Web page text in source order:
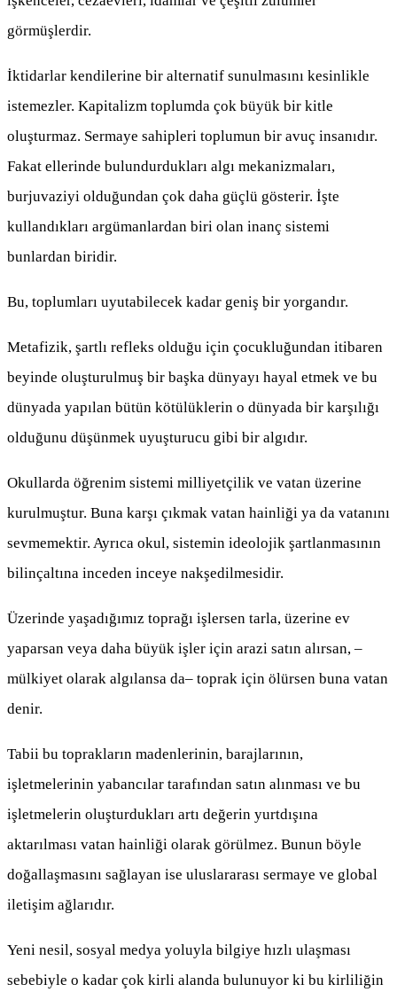
görmüşlerdir.
İktidarlar kendilerine bir alternatif sunulmasını kesinlikle
istemezler. Kapitalizm toplumda çok büyük bir kitle
oluşturmaz. Sermaye sahipleri toplumun bir avuç insanıdır.
Fakat ellerinde bulundurdukları algı mekanizmaları,
burjuvaziyi olduğundan çok daha güçlü gösterir. İşte
kullandıkları argümanlardan biri olan inanç sistemi
bunlardan biridir.
Bu, toplumları uyutabilecek kadar geniş bir yorgandır.
Metafizik, şartlı refleks olduğu için çocukluğundan itibaren
beyinde oluşturulmuş bir başka dünyayı hayal etmek ve bu
dünyada yapılan bütün kötülüklerin o dünyada bir karşılığı
olduğunu düşünmek uyuşturucu gibi bir algıdır.
Okullarda öğrenim sistemi milliyetçilik ve vatan üzerine
kurulmuştur. Buna karşı çıkmak vatan hainliği ya da vatanını
sevmemektir. Ayrıca okul, sistemin ideolojik şartlanmasının
bilinçaltına inceden inceye nakşedilmesidir.
Üzerinde yaşadığımız toprağı işlersen tarla, üzerine ev
yaparsan veya daha büyük işler için arazi satın alırsan, –
mülkiyet olarak algılansa da– toprak için ölürsen buna vatan
denir.
Tabii bu toprakların madenlerinin, barajlarının,
işletmelerinin yabancılar tarafından satın alınması ve bu
işletmelerin oluşturdukları artı değerin yurtdışına
aktarılması vatan hainliği olarak görülmez. Bunun böyle
doğallaşmasını sağlayan ise uluslararası sermaye ve global
iletişim ağlarıdır.
Yeni nesil, sosyal medya yoluyla bilgiye hızlı ulaşması
sebebiyle o kadar çok kirli alanda bulunuyor ki bu kirliliğin